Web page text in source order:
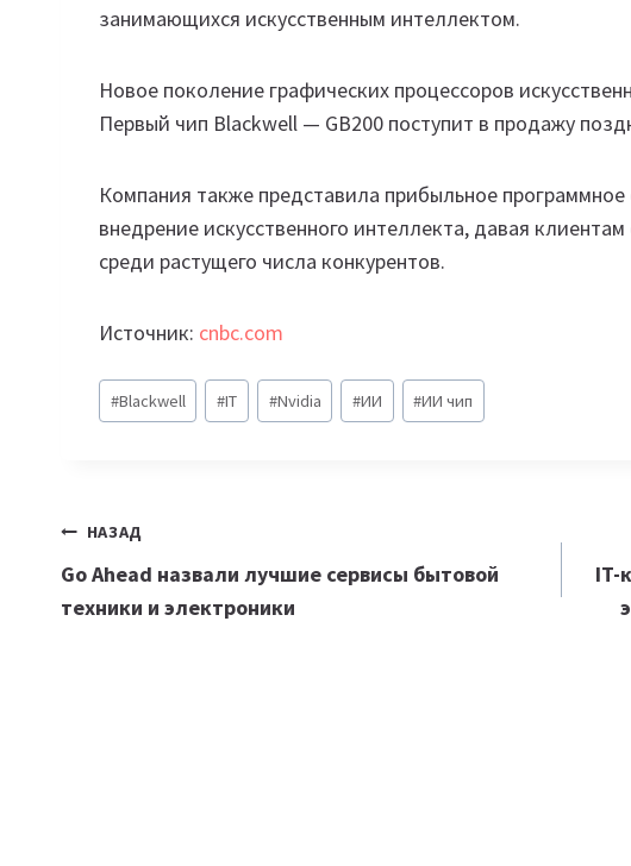
занимающихся искусственным интеллектом.
Новое поколение графических процессоров
Первый чип Blackwell — GB200 поступит в продажу
Компания также представила прибыльное
внедрение искусственного интеллекта, давая
среди растущего числа конкурентов.
Источник: cnbc.com
Метки
записи:
#Blackwell #IT #Nvidia #ИИ #ИИ чип
Навигация
по
НАЗАД
Go Ahead назвали лучшие сервисы бытовой
техники и электроники
IT-